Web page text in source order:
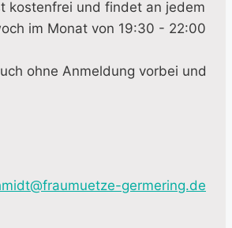
kostenfrei und findet an jedem
im Monat von 19:30 - 22:00
ohne Anmeldung vorbei und
germering.de